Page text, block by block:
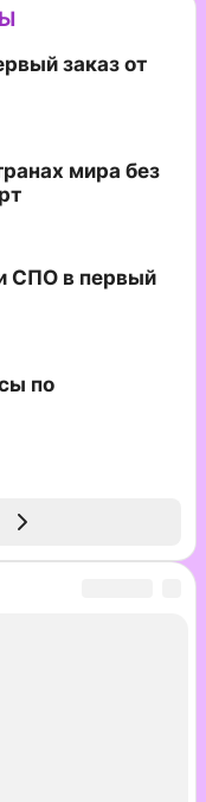
заказ от
мира без
СПО в первый
по